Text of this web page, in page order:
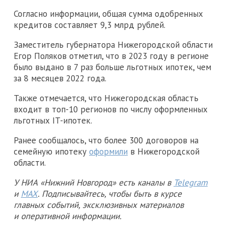
Согласно информации, общая сумма одобренных
кредитов составляет 9,3 млрд рублей.
Заместитель губернатора Нижегородской области
Егор Поляков отметил, что в 2023 году в регионе
было выдано в 7 раз больше льготных ипотек, чем
за 8 месяцев 2022 года.
Также отмечается, что Нижегородская область
входит в топ-10 регионов по числу оформленных
льготных IT-ипотек.
Ранее сообщалось, что более 300 договоров на
семейную ипотеку оформили в Нижегородской
области.
У НИА «Нижний Новгород» есть каналы в Telegram
и MAX. Подписывайтесь, чтобы быть в курсе
главных событий, эксклюзивных материалов
и оперативной информации.